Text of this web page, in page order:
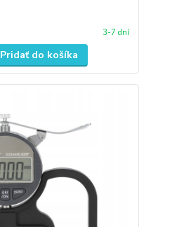
3-7 dní
Pridať do košíka